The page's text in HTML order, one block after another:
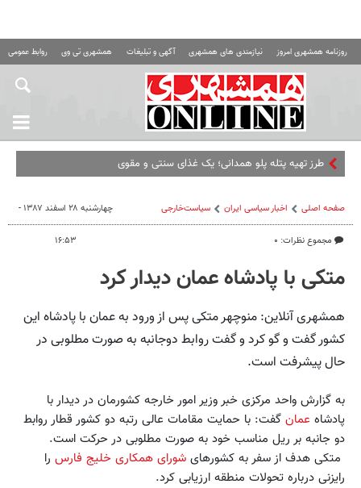
روزنامه همشهری امروز نیازمندی های همشهری آگهی و تبلیغات همشهری تی وی روابط عمومی
طرز تهیه پتله پلو همدانی؛ یک غذای سنتی و مقوی با برنج و
صفحه اصلی اخبار سیاسی ایران سیاست‌خارجی
مجموع نظرات: ۰
چهارشنبه ۲۸ اسفند ۱۳۸۷ -
۱۶:۵۳
متکی با پادشاه عمان دیدار کرد
همشهری آنلاین: منوچهر متکی پس از ورود به عمان با پادشاه این
کشور گفت و گو کرد و گفت روابط دوجانبه به صورت مطلوبی در
حال پیشرفت است.
به گزارش واحد مرکزی خبر وزیر امور خارجه کشورمان در دیدار با
پادشاه عمان گفت: با حمایت مقامات عالی رتبه دو کشور قطار روابط
دو جانبه بر ریل مناسب خود به صورت مطلوبی در حرکت است.
متکی هدف از سفر به کشورهای شورای همکاری خلیج فارس را
رایزنی درباره تحولات منطقه ارزیابی کرد.